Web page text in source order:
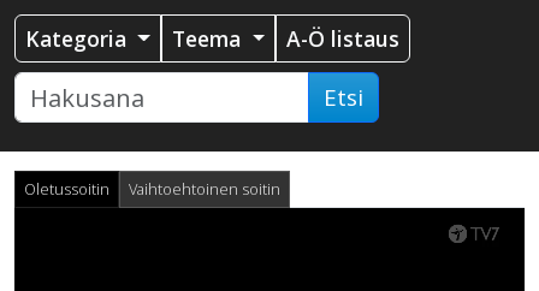
Kategoria Teema A-Ö listaus
Etsi
Oletussoitin Vaihtoehtoinen soitin